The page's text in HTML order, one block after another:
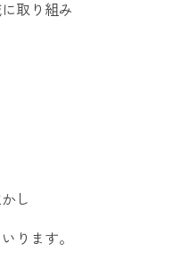
取り組み
し
ります。